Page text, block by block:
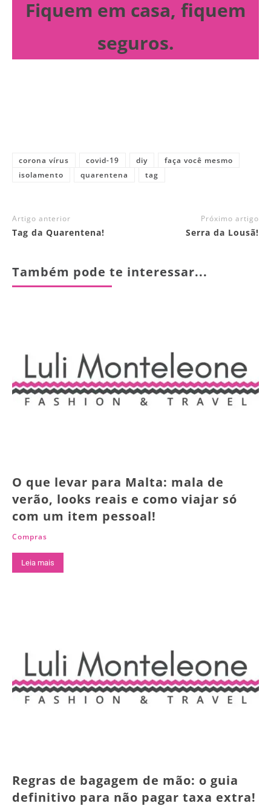
Fiquem em casa, fiquem
seguros.
corona vírus covid-19 diy
faça você mesmo
isolamento
quarentena tag
Artigo anterior
Tag da Quarentena!
Próximo artigo
Serra da Lousã!
Também pode te interessar...
O que levar para Malta: mala de
verão, looks reais e como viajar só
com um item pessoal!
Compras
Leia mais
Regras de bagagem de mão: o guia
definitivo para não pagar taxa extra!